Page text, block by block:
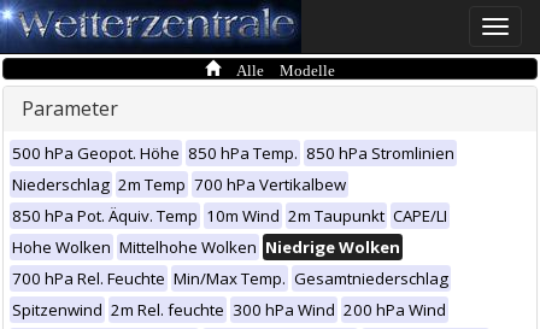
Toggle
Alle Modelle
Parameter
500 hPa Geopot. Höhe 850 hPa Temp. 850 hPa Stromlinien
Niederschlag 2m Temp 700 hPa Vertikalbew
850 hPa Pot. Äquiv. Temp 10m Wind 2m Taupunkt CAPE/LI
Hohe Wolken Mittelhohe Wolken Niedrige Wolken
700 hPa Rel. Feuchte Min/Max Temp. Gesamtniederschlag
Spitzenwind 2m Rel. feuchte 300 hPa Wind 200 hPa Wind